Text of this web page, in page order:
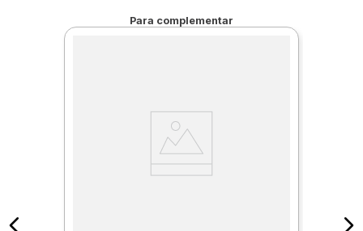
Para complementar